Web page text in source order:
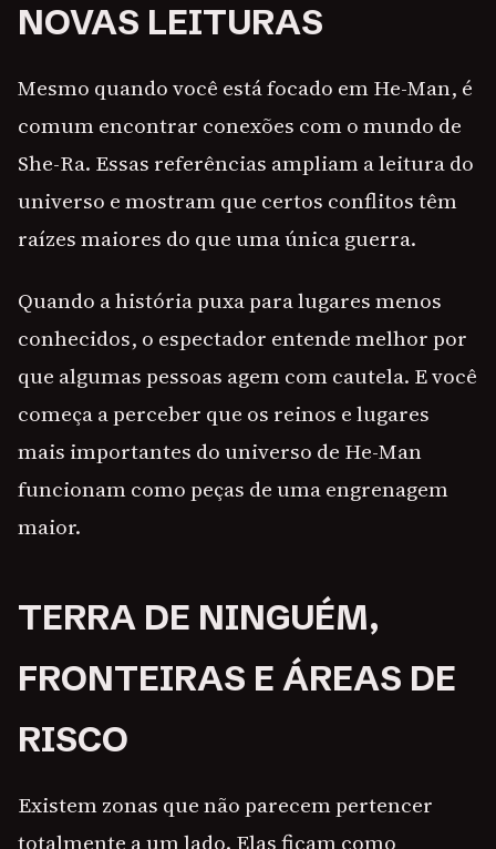
NOVAS LEITURAS
Mesmo quando você está focado em He-Man, é
comum encontrar conexões com o mundo de
She-Ra. Essas referências ampliam a leitura do
universo e mostram que certos conflitos têm
raízes maiores do que uma única guerra.
Quando a história puxa para lugares menos
conhecidos, o espectador entende melhor por
que algumas pessoas agem com cautela. E você
começa a perceber que os reinos e lugares
mais importantes do universo de He-Man
funcionam como peças de uma engrenagem
maior.
TERRA DE NINGUÉM,
FRONTEIRAS E ÁREAS DE
RISCO
Existem zonas que não parecem pertencer
totalmente a um lado. Elas ficam como